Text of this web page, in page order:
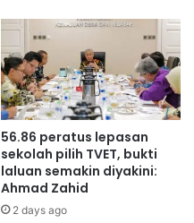
56.86 peratus lepasan
sekolah pilih TVET, bukti
laluan semakin diyakini:
Ahmad Zahid
2 days ago